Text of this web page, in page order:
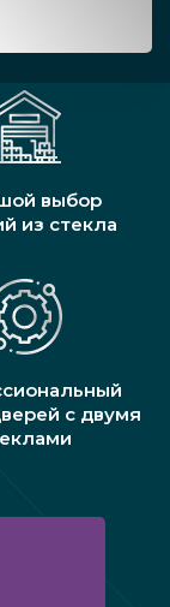
выбор
из стекла
с двумя